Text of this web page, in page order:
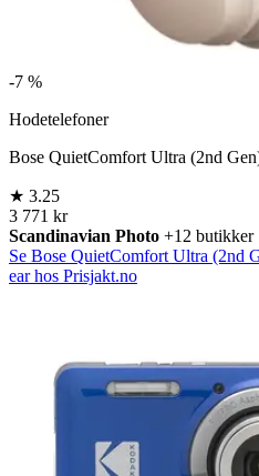
-7 %
Hodetelefoner
Bose QuietComfort Ultra (2nd
★ 3.25
3 771 kr
Scandinavian Photo +12 butikker
Se Bose QuietComfort Ultra (2nd
ear hos Prisjakt.no